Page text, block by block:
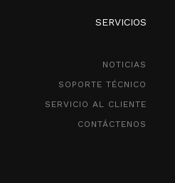
SERVICIOS
NOTICIAS
SOPORTE TÉCNICO
SERVICIO AL CLIENTE
CONTÁCTENOS